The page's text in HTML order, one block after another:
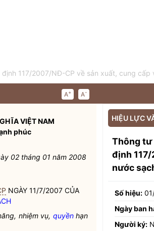
117/2007/NĐ-CP về sản xuất, cung
A+ A-
VIỆT NAM
phúc
02 tháng 01 năm 2008
NGÀY 11/7/2007 CỦA
nhiệm vụ, quyềnhạn
HIỆU LỰC
Thông tư
định
nước
Số hiệu:
Ngày ban
Người ký: